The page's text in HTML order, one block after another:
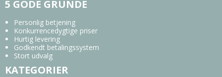
5 GODE GRUNDE
Personlig betjening
Konkurrencedygtige priser
Hurtig levering
Godkendt betalingssystem
Stort udvalg
KATEGORIER